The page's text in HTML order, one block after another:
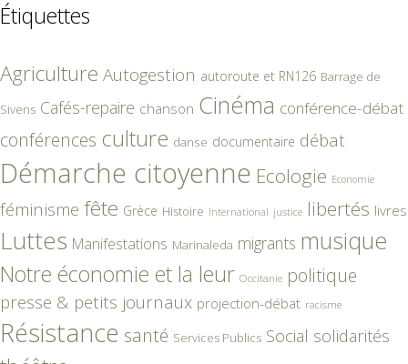
Étiquettes
Agriculture Autogestion autoroute et RN126 Barrage de
Sivens Cafés-repaire chanson Cinéma conférence-débat
conférences culture danse documentaire débat
Démarche citoyenne Ecologie Economie
féminisme fête Grèce Histoire International justice libertés livres
Luttes Manifestations Marinaleda migrants musique
Notre économie et la leur Occitanie politique
presse & petits journaux projection-débat racisme
Résistance santé Services Publics Social solidarités